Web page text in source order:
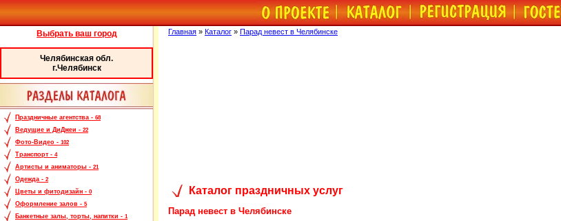
Выбрать ваш город
Челябинская обл.
г.Челябинск
Праздничные агентства - 68
Ведущие и ДиДжеи - 22
Фото-Видео - 102
Транспорт - 4
Артисты и аниматоры - 21
Одежда - 2
Цветы и фитодизайн - 0
Оформление залов - 5
Банкетные залы, торты, напитки - 1
Главная » Каталог » Парад невест в Челябинске
Каталог праздничных услуг
Парад невест в Челябинске